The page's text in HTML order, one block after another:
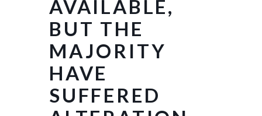
AVAILABLE,
BUT THE
MAJORITY
HAVE
SUFFERED